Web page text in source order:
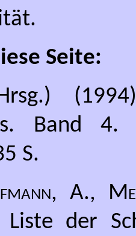
Seite:
Band
S.
A.,
der